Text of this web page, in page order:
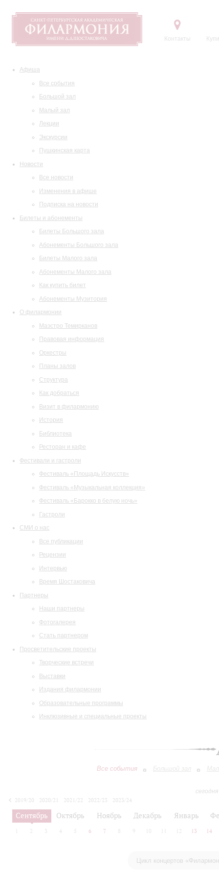
Контакты
Афиша
Все события
Большой зал
Малый зал
Лекции
Экскурсии
Пушкинская карта
Новости
Все новости
Изменения в афише
Подписка на новости
Билеты и абонементы
Билеты Большого зала
Абонементы Большого зала
Билеты Малого зала
Абонементы Малого зала
Как купить билет
Абонементы Музитория
О филармонии
Маэстро Темирканов
Правовая информация
Оркестры
Планы залов
Структура
Как добраться
Визит в филармонию
История
Библиотека
Ресторан и кафе
Фестивали и гастроли
Фестиваль «Площадь Искусств»
Фестиваль «Музыкальная коллекция»
Фестиваль «Барокко в белую ночь»
Гастроли
СМИ о нас
Все публикации
Рецензии
Интервью
Время Шостаковича
Партнеры
Наши партнеры
Фотогалерея
Стать партнером
Просветительские проекты
Творческие встречи
Выставки
Издания филармонии
Образовательные программы
Инклюзивные и специальные проекты
Все события Большой зал
2019/20
2020/21 2021/22 2022/23
2023/24
2024/25
2025/26
Сентябрь Октябрь Ноябрь Декабрь Январь
2 3 4 5 6 7 8 9 10 12 13 14
Цикл концертов